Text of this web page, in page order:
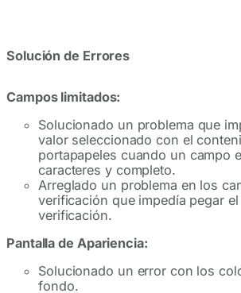
Solución de Errores
Campos limitados:
Solucionado un problema que
valor seleccionado con el
portapapeles cuando un campo
caracteres y completo.
Arreglado un problema en los
verificación que impedía pegar
verificación.
Pantalla de Apariencia:
Solucionado un error con los
fondo.